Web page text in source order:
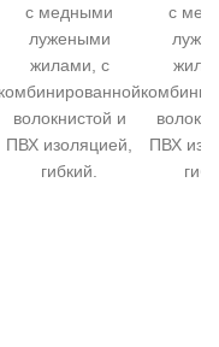
с медными
лужеными
жилами, с
комбинированной
волокнистой и
ПВХ изоляцией,
гибкий.
с
ПВХ